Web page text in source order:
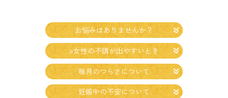
交通事故治療
頭痛
腰痛・ぎっくり腰
お悩みはありませんか？
>女性の不調が出やすいとき
毎月のつらさについて
妊娠中の不安について